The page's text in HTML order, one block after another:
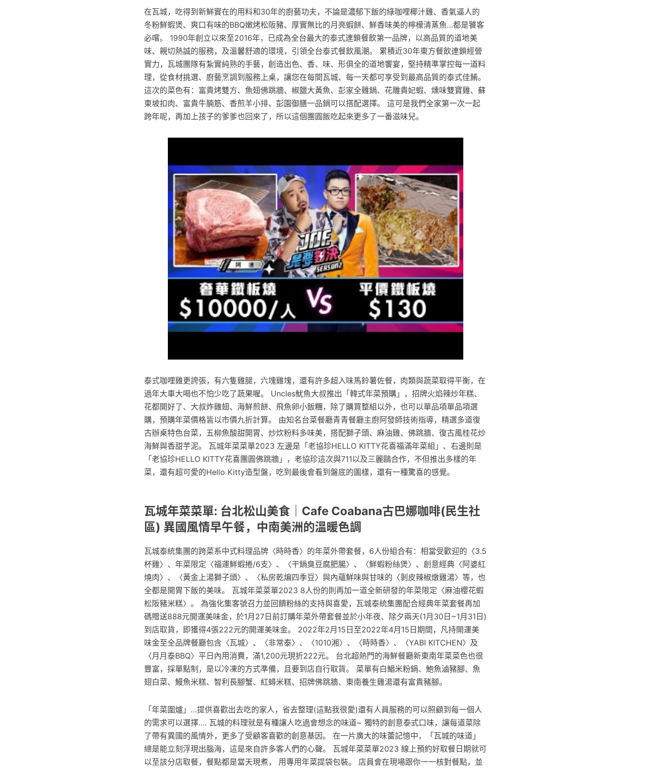
在瓦城，吃得到新鮮實在的用料和30年的廚藝功夫，不論是濃郁下飯的綠咖哩椰汁雞、香氣逼人的
冬粉鮮蝦煲、爽口有味的BBQ嫩烤松阪豬、厚實無比的月亮蝦餅、鮮香味美的檸檬清蒸魚…都是饕客
必嚐。 1990年創立以來至2016年，已成為全台最大的泰式連鎖餐飲第一品牌，以高品質的道地美
味、親切熱誠的服務，及溫馨舒適的環境，引領全台泰式餐飲風潮。 累積近30年東方餐飲連鎖經營
實力，瓦城團隊有紮實純熟的手藝，創造出色、香、味、形俱全的道地饗宴，堅持精準掌控每一道料
理，從食材挑選、廚藝烹調到服務上桌，讓您在每間瓦城、每一天都可享受到最高品質的泰式佳餚。
這次的菜色有：富貴烤雙方、魚翅佛跳牆、椒鹽大黃魚、彭家全雞鍋、花雕貴妃蝦、燻味雙寶雞、蘇
東坡扣肉、富貴牛腩筋、香煎羊小排、彭園御膳一品鍋可以搭配選擇。 這可是我們全家第一次一起
跨年呢，再加上孩子的爹爹也回來了，所以這個團圓飯吃起來更多了一番滋味兒。
泰式咖哩雞更誇張，有六隻雞腿，六塊雞塊，還有許多超入味馬鈴薯佐餐，肉類與蔬菜取得平衡，在
過年大車大喝也不怕少吃了蔬果喔。 Uncles魷魚大叔推出「韓式年菜預購」，招牌火焰辣炒年糕、
花都開好了、大叔炸雞翅、海鮮煎餅、飛魚卵小飯糰，除了購買整組以外，也可以單品項單品項選
購，預購年菜價格皆以市價九折計算。 由知名台菜餐廳青青餐廳主廚阿發師技術指導，精選多道復
古辦桌特色台菜，五柳魚酸甜開胃、炒炊粉料多味美，搭配獅子頭、麻油雞、佛跳牆、復古風桂花炒
海鮮與香甜芋泥。 瓦城年菜菜單2023 左邊是「老協珍HELLO KITTY花喜福滿年菜組」、右邊則是
「老協珍HELLO KITTY花喜團圓佛跳牆」，老協珍這次與711以及三麗鷗合作，不但推出多樣的年
菜，還有超可愛的Hello Kitty造型盤，吃到最後會看到盤底的圖樣，還有一種驚喜的感覺。
瓦城年菜菜單: 台北松山美食｜Cafe Coabana古巴娜咖啡(民生社
區) 異國風情早午餐，中南美洲的溫暖色調
瓦城泰統集團的跨菜系中式料理品牌〈時時香〉的年菜外帶套餐，6人份組合有：相當受歡迎的〈3.5
杯雞〉、年菜限定〈福運鮮蝦捲/6支〉、〈干鍋臭豆腐肥腸〉、〈鮮蝦粉絲煲〉、創意經典〈阿婆紅
燒肉〉、〈黃金上湯獅子頭〉、〈私房乾煸四季豆〉與內蘊鮮味與甘味的〈剝皮辣椒燉雞湯〉等，也
全都是開胃下飯的美味。 瓦城年菜菜單2023 8人份的則再加一道全新研發的年菜限定〈麻油櫻花蝦
松阪豬米糕〉。 為強化集客號召力並回饋粉絲的支持與喜愛，瓦城泰統集團配合經典年菜套餐再加
碼贈送888元開運美味金，於1月27日前訂購年菜外帶套餐並於小年夜、除夕兩天(1月30日~1月31日)
到店取貨，即獲得4張222元的開運美味金。 2022年2月15日至2022年4月15日期間，凡持開運美
味金至全品牌餐廳包含〈瓦城〉、〈非常泰〉、〈1010湘〉、〈時時香〉、〈YABI KITCHEN〉及
〈月月泰BBQ〉平日內用消費，滿1,200元現折222元。 台北超熱門的海鮮餐廳新東南年菜菜色也很
豐富，採單點制，是以冷凍的方式準備，且要到店自行取貨。 菜單有白鯧米粉鍋、鮑魚滷豬腳、魚
翅白菜、鰻魚米糕、智利長腳蟹、紅蟳米糕、招牌佛跳牆、東南養生雞湯還有富貴豬腳。
「年菜圍爐」…提供喜歡出去吃的家人，省去整理(這點我很愛)還有人員服務的可以照顧到每一個人
的需求可以選擇…. 瓦城的料理就是有種讓人吃過會想念的味道~ 獨特的創意泰式口味，讓每道菜除
了帶有異國的風情外，更多了受顧客喜歡的創意基因。 在一片廣大的味蕾記憶中，「瓦城的味道」
總是能立刻浮現出腦海，這是來自許多客人們的心聲。 瓦城年菜菜單2023 線上預約好取餐日期就可
以至該分店取餐，餐點都是當天現煮， 用專用年菜提袋包裝。 店員會在現場跟你一一核對餐點，並